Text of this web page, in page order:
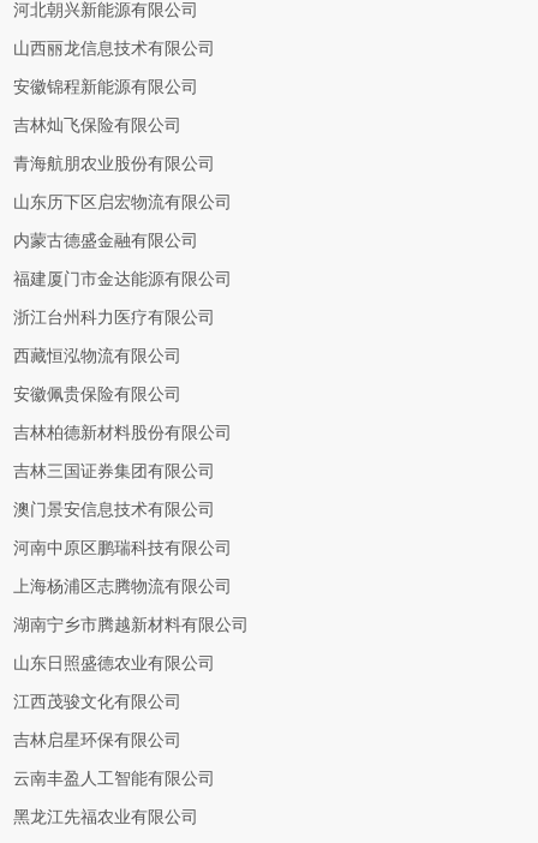
河北朝兴新能源有限公司
山西丽龙信息技术有限公司
安徽锦程新能源有限公司
吉林灿飞保险有限公司
青海航朋农业股份有限公司
山东历下区启宏物流有限公司
内蒙古德盛金融有限公司
福建厦门市金达能源有限公司
浙江台州科力医疗有限公司
西藏恒泓物流有限公司
安徽佩贵保险有限公司
吉林柏德新材料股份有限公司
吉林三国证券集团有限公司
澳门景安信息技术有限公司
河南中原区鹏瑞科技有限公司
上海杨浦区志腾物流有限公司
湖南宁乡市腾越新材料有限公司
山东日照盛德农业有限公司
江西茂骏文化有限公司
吉林启星环保有限公司
云南丰盈人工智能有限公司
黑龙江先福农业有限公司